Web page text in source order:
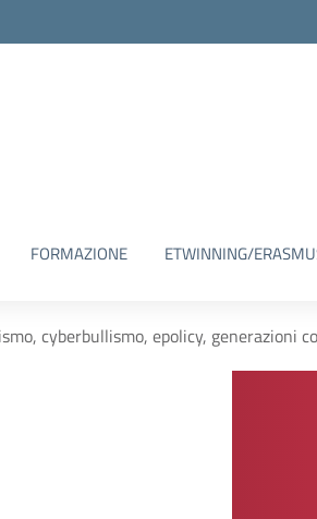
FORMAZIONE ETWINNING/
cyberbullismo, epolicy, generazioni